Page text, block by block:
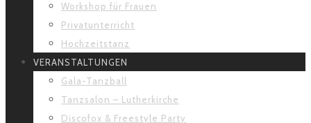
Workshop für Frauen
Privatunterricht
Hochzeitstanz
VERANSTALTUNGEN
Gala-Tanzball
Tanzsalon – Lutherkirche
Discofox & Freestyle Party